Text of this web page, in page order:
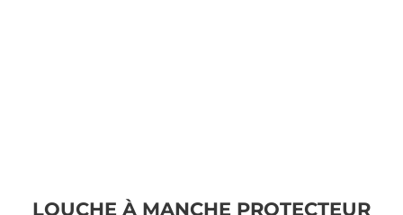
LOUCHE À MANCHE PROTECTEUR